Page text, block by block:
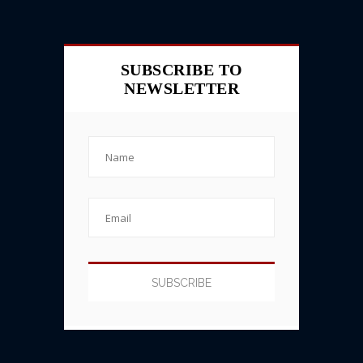
SUBSCRIBE TO
NEWSLETTER